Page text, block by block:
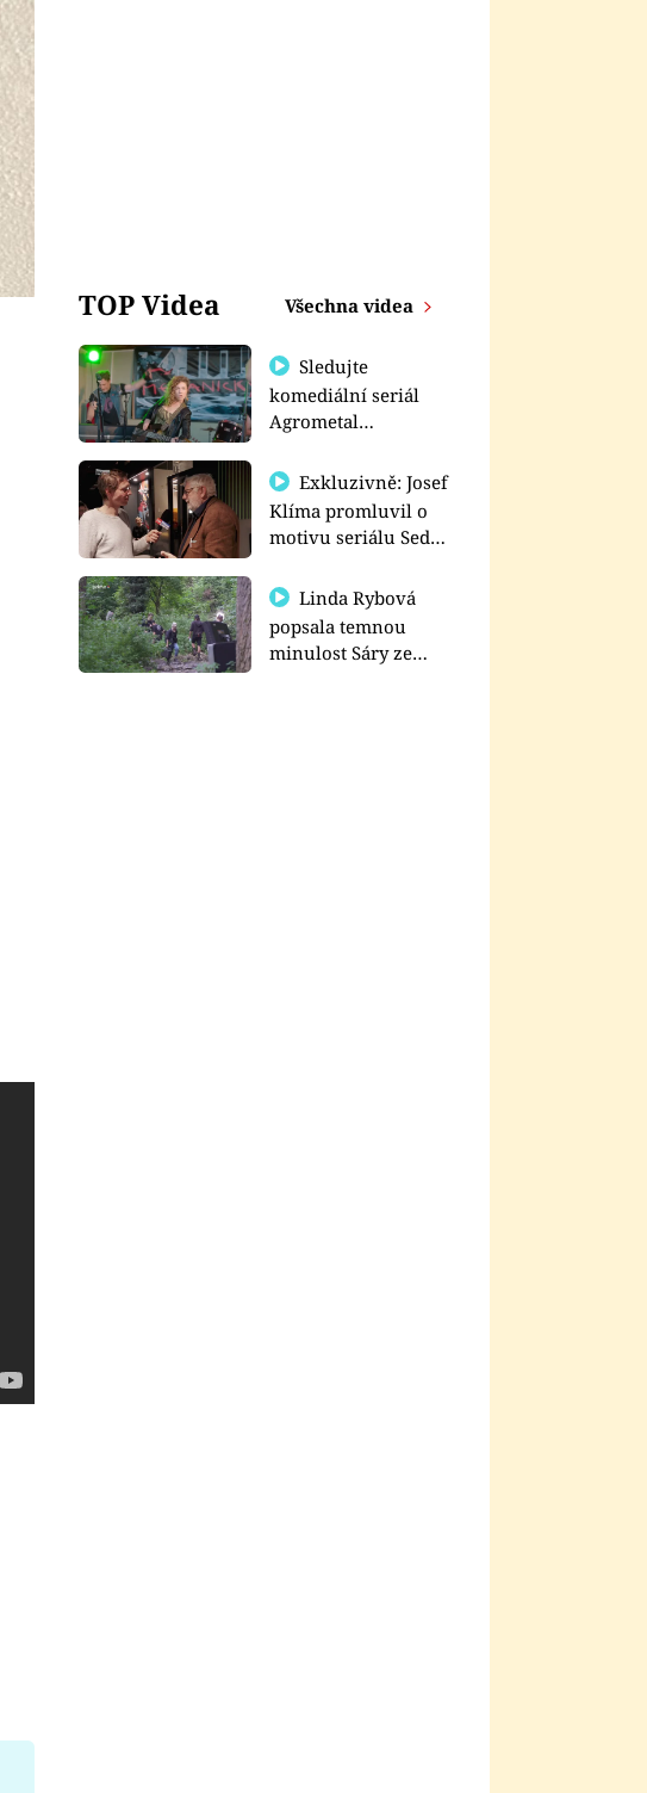
TOP Videa Všechna videa
Sledujte
komediální seriál
Agrometal
prima+
Exkluzivně: Josef
Klíma promluvil o
motivu seriálu Sedm
Linda Rybová
popsala temnou
minulost Sáry ze